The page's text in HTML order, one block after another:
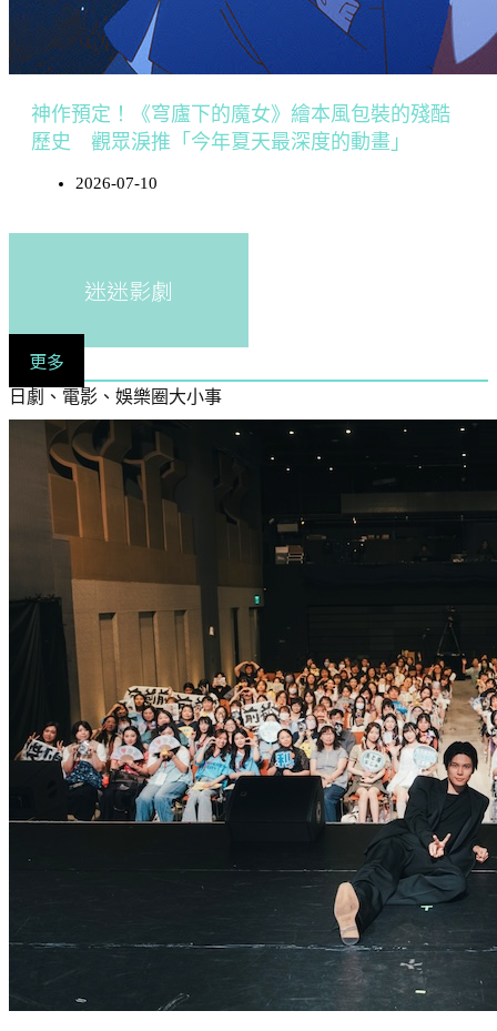
神作預定！《穹廬下的魔女》繪本風包裝的殘酷
歷史 觀眾淚推「今年夏天最深度的動畫」
2026-07-10
迷迷影劇
更多
日劇、電影、娛樂圈大小事